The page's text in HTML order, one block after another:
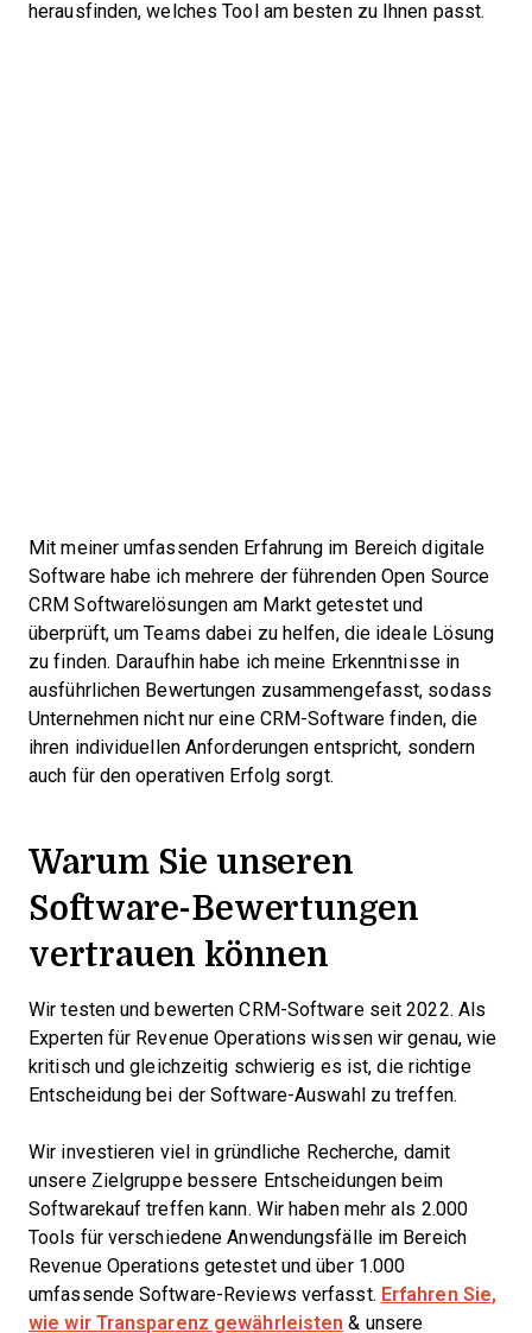
herausfinden, welches Tool am besten zu Ihnen passt.
Mit meiner umfassenden Erfahrung im Bereich digitale
Software habe ich mehrere der führenden Open Source
CRM Softwarelösungen am Markt getestet und
überprüft, um Teams dabei zu helfen, die ideale Lösung
zu finden. Daraufhin habe ich meine Erkenntnisse in
ausführlichen Bewertungen zusammengefasst, sodass
Unternehmen nicht nur eine CRM-Software finden, die
ihren individuellen Anforderungen entspricht, sondern
auch für den operativen Erfolg sorgt.
Warum Sie unseren
Software-Bewertungen
vertrauen können
Wir testen und bewerten CRM-Software seit 2022. Als
Experten für Revenue Operations wissen wir genau, wie
kritisch und gleichzeitig schwierig es ist, die richtige
Entscheidung bei der Software-Auswahl zu treffen.
Wir investieren viel in gründliche Recherche, damit
unsere Zielgruppe bessere Entscheidungen beim
Softwarekauf treffen kann. Wir haben mehr als 2.000
Tools für verschiedene Anwendungsfälle im Bereich
Revenue Operations getestet und über 1.000
umfassende Software-Reviews verfasst. Erfahren Sie,
wie wir Transparenz gewährleisten & unsere